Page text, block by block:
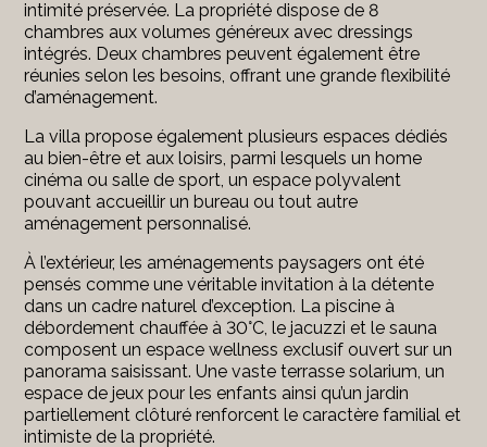
intimité préservée. La propriété dispose de 8
chambres aux volumes généreux avec dressings
intégrés. Deux chambres peuvent également être
réunies selon les besoins, offrant une grande flexibilité
d’aménagement.
La villa propose également plusieurs espaces dédiés
au bien-être et aux loisirs, parmi lesquels un home
cinéma ou salle de sport, un espace polyvalent
pouvant accueillir un bureau ou tout autre
aménagement personnalisé.
À l’extérieur, les aménagements paysagers ont été
pensés comme une véritable invitation à la détente
dans un cadre naturel d’exception. La piscine à
débordement chauffée à 30°C, le jacuzzi et le sauna
composent un espace wellness exclusif ouvert sur un
panorama saisissant. Une vaste terrasse solarium, un
espace de jeux pour les enfants ainsi qu’un jardin
partiellement clôturé renforcent le caractère familial et
intimiste de la propriété.